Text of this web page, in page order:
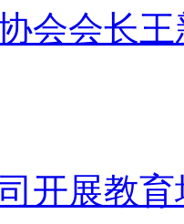
会会长
开展教